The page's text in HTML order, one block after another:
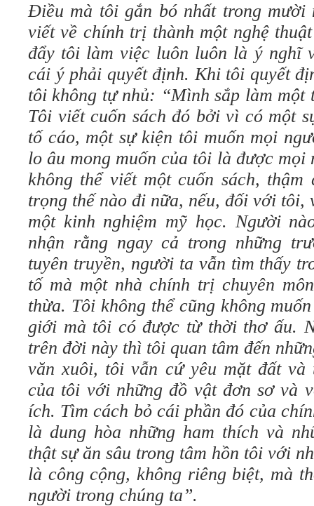
Điều mà tôi gắn bó nhất trong mười
viết về chính trị thành một nghệ
đẩy tôi làm việc luôn luôn là ý nghĩ
cái ý phải quyết định. Khi tôi quyết
tôi không tự nhủ: “Mình sắp làm một
Tôi viết cuốn sách đó bởi vì có một
tố cáo, một sự kiện tôi muốn mọi
lo âu mong muốn của tôi là được mọi
không thể viết một cuốn sách,
trọng thế nào đi nữa, nếu, đối với tôi,
một kinh nghiệm mỹ học. Người
nhận rằng ngay cả trong những
tuyên truyền, người ta vẫn tìm thấy
tố mà một nhà chính trị chuyên
thừa. Tôi không thể cũng không
giới mà tôi có được từ thời thơ ấu.
trên đời này thì tôi quan tâm đến
văn xuôi, tôi vẫn cứ yêu mặt đất
của tôi với những đồ vật đơn sơ và
ích. Tìm cách bỏ cái phần đó của
là dung hòa những ham thích và
thật sự ăn sâu trong tâm hồn tôi với
là công cộng, không riêng biệt, mà
người trong chúng ta”.